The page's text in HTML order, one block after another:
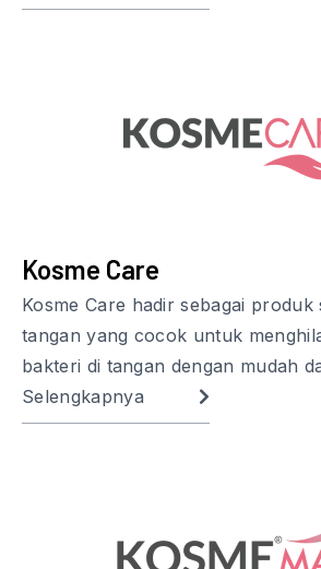
Kosme Care
Kosme Care hadir sebagai produk
tangan yang cocok untuk
bakteri di tangan dengan mudah
Selengkapnya